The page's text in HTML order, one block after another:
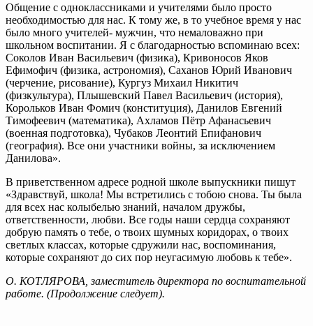
Общение с одноклассниками и учителями было просто
необходимостью для нас. К тому же, в то учебное время у нас
было много учителей- мужчин, что немаловажно при
школьном воспитании. Я с благодарностью вспоминаю всех:
Соколов Иван Васильевич (физика), Кривоносов Яков
Ефимофич (физика, астрономия), Саханов Юрий Иванович
(черчение, рисование), Кургуз Михаил Никитич
(физкультура), Плышевский Павел Васильевич (история),
Корольков Иван Фомич (конституция), Данилов Евгений
Тимофеевич (математика), Ахламов Пётр Афанасьевич
(военная подготовка), Чубаков Леонтий Епифанович
(география). Все они участники войны, за исключением
Данилова».
В приветственном адресе родной школе выпускники пишут
«Здравствуй, школа! Мы встретились с тобою снова. Ты была
для всех нас колыбелью знаний, началом дружбы,
ответственности, любви. Все годы наши сердца сохраняют
добрую память о тебе, о твоих шумных коридорах, о твоих
светлых классах, которые сдружили нас, воспоминания,
которые сохраняют до сих пор неугасимую любовь к тебе».
О. КОТЛЯРОВА, заместитель директора по воспитательной
работе. (Продолжение следует).